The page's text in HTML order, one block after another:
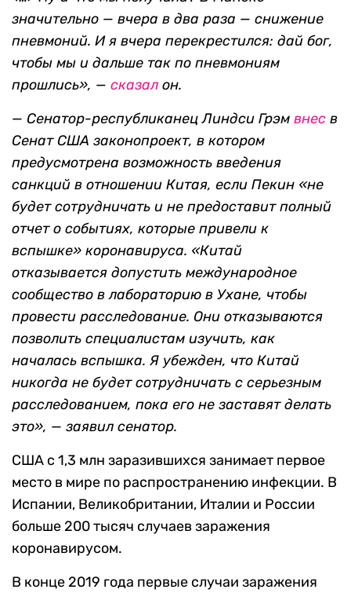
значительно — вчера в два раза — снижение
пневмоний. И я вчера перекрестился: дай бог,
чтобы мы и дальше так по пневмониям
прошлись», — сказал он.
— Сенатор-республиканец Линдси Грэм внес в
Сенат США законопроект, в котором
предусмотрена возможность введения
санкций в отношении Китая, если Пекин «не
будет сотрудничать и не предоставит полный
отчет о событиях, которые привели к
вспышке» коронавируса. «Китай
отказывается допустить международное
сообщество в лабораторию в Ухане, чтобы
провести расследование. Они отказываются
позволить специалистам изучить, как
началась вспышка. Я убежден, что Китай
никогда не будет сотрудничать с серьезным
расследованием, пока его не заставят делать
это», — заявил сенатор.
США с 1,3 млн заразившихся занимает первое
место в мире по распространению инфекции. В
Испании, Великобритании, Италии и России
больше 200 тысяч случаев заражения
коронавирусом.
В конце 2019 года первые случаи заражения